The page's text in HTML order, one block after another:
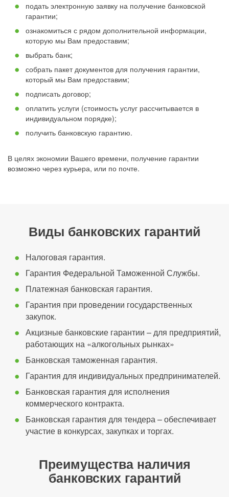
подать электронную заявку на получение банковской
гарантии;
ознакомиться с рядом дополнительной информации,
которую мы Вам предоставим;
выбрать банк;
собрать пакет документов для получения гарантии,
который мы Вам предоставим;
подписать договор;
оплатить услуги (стоимость услуг рассчитывается в
индивидуальном порядке);
получить банковскую гарантию.
В целях экономии Вашего времени, получение гарантии
возможно через курьера, или по почте.
Виды банковских гарантий
Налоговая гарантия.
Гарантия Федеральной Таможенной Службы.
Платежная банковская гарантия.
Гарантия при проведении государственных
закупок.
Акцизные банковские гарантии – для предприятий,
работающих на «алкогольных рынках»
Банковская таможенная гарантия.
Гарантия для индивидуальных предпринимателей.
Банковская гарантия для исполнения
коммерческого контракта.
Банковская гарантия для тендера – обеспечивает
участие в конкурсах, закупках и торгах.
Преимущества наличия
банковских гарантий